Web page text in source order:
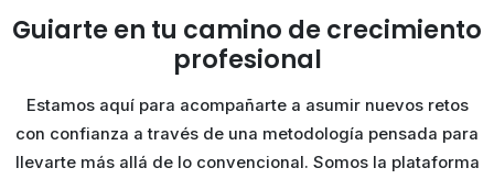
Guiarte en tu camino decrecimiento
profesional
Estamos aquí para acompañarte a asumir nuevos retos
con confianza a través de una metodología pensada para
llevarte más allá de lo convencional. Somos la plataforma